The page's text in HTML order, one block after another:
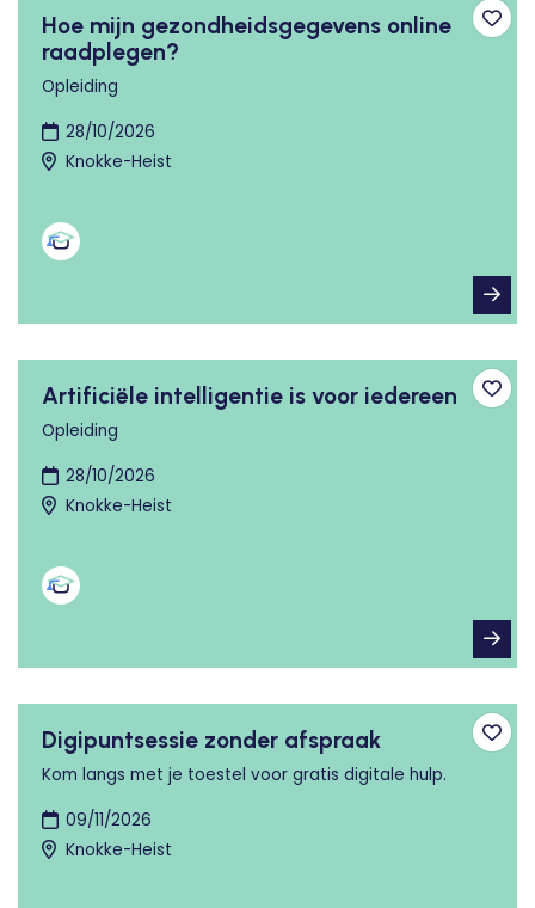
Hoe mijn gezondheidsgegevens online
raadplegen?
Opleiding
28/10/2026
Knokke-Heist
Artificiële intelligentie is voor iedereen
Opleiding
28/10/2026
Knokke-Heist
Digipuntsessie zonder afspraak
Kom langs met je toestel voor gratis digitale hulp.
09/11/2026
Knokke-Heist